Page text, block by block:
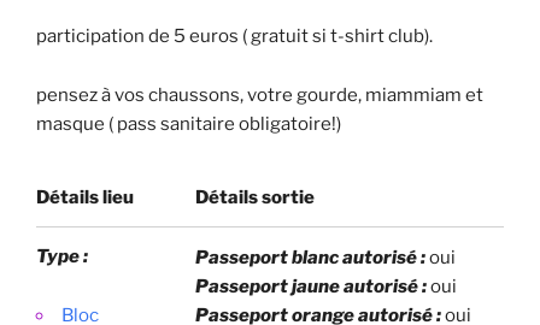
participation de 5 euros ( gratuit si t-shirt club).
pensez à vos chaussons, votre gourde, miammiam et
masque ( pass sanitaire obligatoire!)
Détails lieu Détails sortie
Type :
Bloc
Passeport blanc autorisé :oui
Passeport jaune autorisé :oui
Passeport orange autorisé :oui